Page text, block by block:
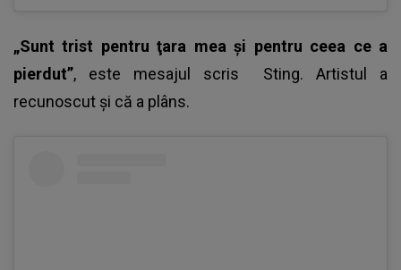
„Sunt trist pentru ţara mea şi pentru ceea ce a
pierdut”, este mesajul scris Sting. Artistul a
recunoscut și că a plâns.